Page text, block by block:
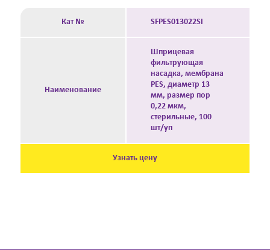
Кат № SFPES013022SI
Наименование
Шприцевая
фильтрующая
насадка, мембрана
PES, диаметр 13
мм, размер пор
0,22 мкм,
стерильные, 100
шт/уп
Узнать цену